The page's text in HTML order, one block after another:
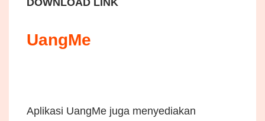
UangMe
Aplikasi UangMe juga menyediakan